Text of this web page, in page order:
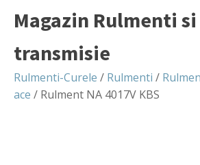
Magazin Rulmenti
transmisie
Rulmenti-Curele / Rulmenti /
ace / Rulment NA 4017V KBS